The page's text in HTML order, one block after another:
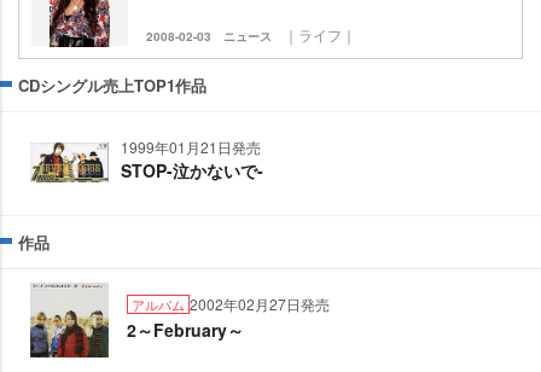
2008-02-03 ニュース ｜ライフ｜
CDシングル売上TOP1作品
1999年01月21日発売
STOP-泣かないで-
作品
アルバム 2002年02月27日発売
2～February～